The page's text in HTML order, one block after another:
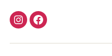
InstagramFacebook